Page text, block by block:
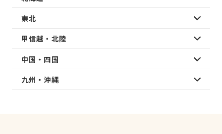
東北
甲信越・北陸
中国・四国
九州・沖縄